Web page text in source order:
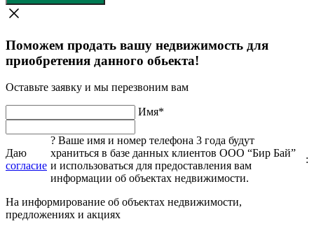
Поможем продать вашу недвижимость для
приобретения данного обьекта!
Оставьте заявку и мы перезвоним вам
Имя*
Даю
согласие
? Ваше имя и номер телефона 3 года будут
храниться в базе данных клиентов ООО “Бир Бай”
и использоваться для предоставления вам
информации об объектах недвижимости.
:
На информирование об объектах недвижимости,
предложениях и акциях